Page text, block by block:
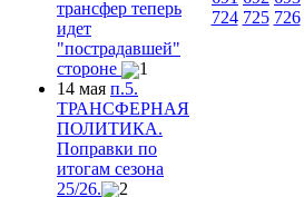
трансфер теперь
идет
"пострадавшей"
стороне
1
14 мая п.5.
ТРАНСФЕРНАЯ
ПОЛИТИКА.
Поправки по
итогам сезона
25/26.
2
724 725 726